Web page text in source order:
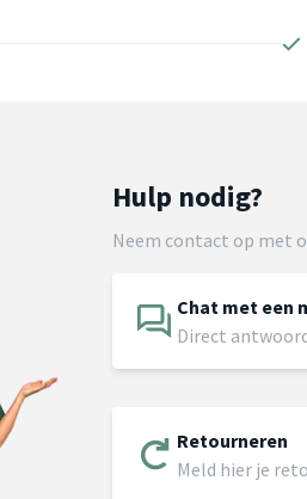
Hulp nodig?
Neem contact op met
Chat met een
Direct
Retourneren
Meld hier je